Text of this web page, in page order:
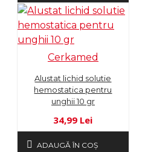
Cerkamed
Alustat lichid solutie
hemostatica pentru
unghii 10 gr
34,99 Lei
ADAUGĂ ÎN COŞ